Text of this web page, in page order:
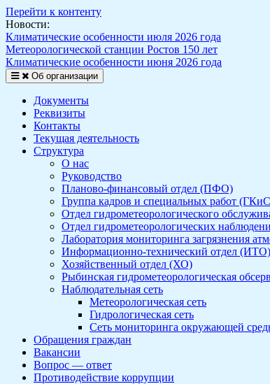
Перейти к контенту
Новости:
Климатические особенности июля 2026 года
Метеорологической станции Ростов 150 лет
Климатические особенности июня 2026 года
Об организации
Документы
Реквизиты
Контакты
Текущая деятельность
Структура
О нас
Руководство
Планово-финансовый отдел (ПФО)
Группа кадров и специальных работ
Отдел гидрометеорологического
Отдел гидрометеорологических
Лаборатория мониторинга загрязнения
Информационно-технический отдел (ИТО)
Хозяйственный отдел (ХО)
Рыбинская гидрометеорологическая
Наблюдательная сеть
Метеорологическая сеть
Гидрологическая сеть
Сеть мониторинга окружающей
Обращения граждан
Вакансии
Вопрос — ответ
Противодействие коррупции